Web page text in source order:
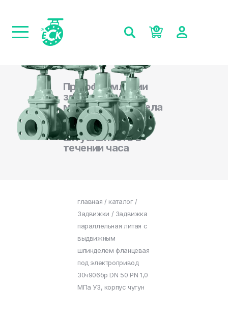
0
При оформлении
заказа на сайте,
менеджеры отдела
продаж
подтверждают
актуальность в
течении часа
главная / каталог/
Задвижки / Задвижка
параллельная литая с
выдвижным
шпинделем фланцевая
под электропривод
30ч906бр DN 50 PN 1,0
МПа У3, корпус чугун